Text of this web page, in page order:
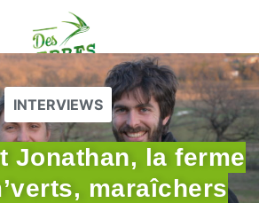
INTERVIEWS
Jonathan, la ferme
maraîchers